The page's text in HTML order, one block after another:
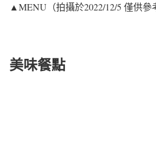
▲MENU（拍攝於2022/12/5 僅供參
美味餐點